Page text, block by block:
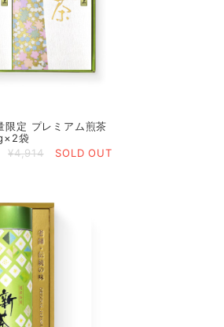
限定 プレミアム煎茶
袋
¥4,914
SOLD OUT